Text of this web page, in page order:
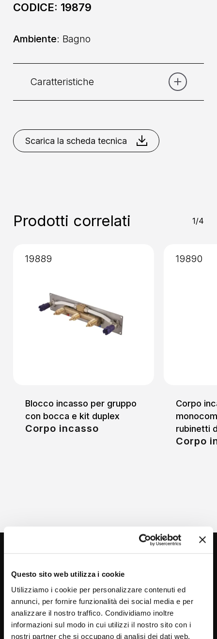
Questo sito web utilizza i cookie
Utilizziamo i cookie per personalizzare contenuti ed
annunci, per fornire funzionalità dei social media e per
analizzare il nostro traffico. Condividiamo inoltre
informazioni sul modo in cui utilizzi il nostro sito con i
nostri partner che si occupano di analisi dei dati web,
CODICE: 19879
Ambiente: Bagno
Caratteristiche
Categoria:Corpo incasso
Scarica la scheda tecnica
Prodotti correlati 1/4
Blocco incasso per gruppo
con bocca e kit duplex
Corpo incasso
19889
Corpo
rubinetti
Corpo
19890
Via C. Rolando 111, Gozzano (NO) 28024
P.IVA 00265030031